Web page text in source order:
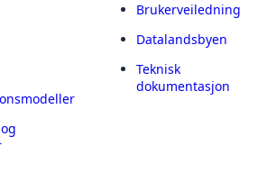
Brukerveiledning
Datalandsbyen
Teknisk
dokumentasjon